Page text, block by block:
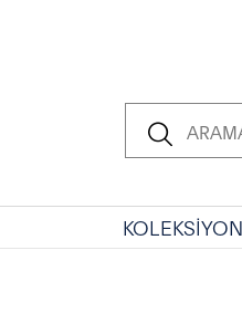
KOLEKSİYON